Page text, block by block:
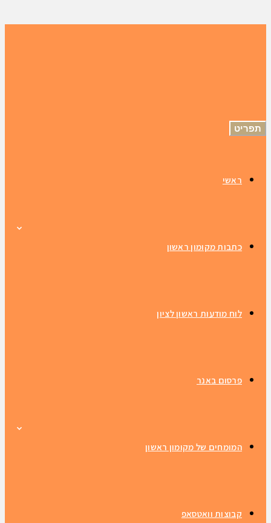
תפריט
ראשי
כתבות מקומון ראשון
לוח מודעות ראשון לציון
פרסום באנר
המומחים של מקומון ראשון
קבוצות וואטסאפ